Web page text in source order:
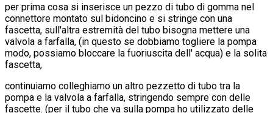
per prima cosa si inserisce un pezzo di tubo di gomma nel
connettore montato sul bidoncino e si stringe con una
fascetta, sull'altra estremità del tubo bisogna mettere una
valvola a farfalla, (in questo se dobbiamo togliere la pompa
modo, possiamo bloccare la fuoriuscita dell' acqua) e la solita
fascetta,
continuiamo colleghiamo un altro pezzetto di tubo tra la
pompa e la valvola a farfalla, stringendo sempre con delle
fascette. (per il tubo che va sulla pompa ho utilizzato delle